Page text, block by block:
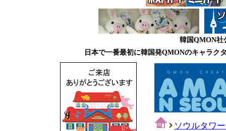
韓国QMON社
日本で一番最初に韓国発QMONのキャラク
ソウルタワ